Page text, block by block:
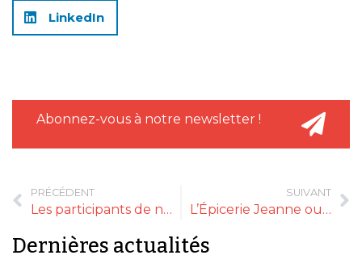
LinkedIn
Abonnez-vous à notre newsletter !
PRÉCÉDENT
Les participants de notre jeu concours
SUIVANT
L’Épicerie Jeanne ou l’enthousiasme de la jeunesse
Dernières actualités